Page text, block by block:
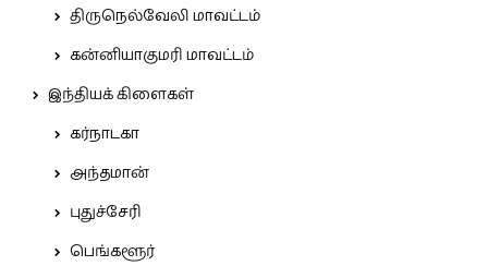
திருநெல்வேலி மாவட்டம்
கன்னியாகுமரி மாவட்டம்
இந்தியக் கிளைகள்
கர்நாடகா
அந்தமான்
புதுச்சேரி
பெங்களூர்